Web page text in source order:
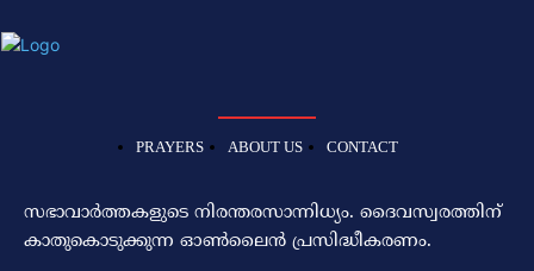
PRAYERS ABOUT US CONTACT
സഭാവാര്‍ത്തകളുടെ നിരന്തരസാന്നിധ്യം. ദൈവസ്വരത്തിന്‌
കാതുകൊടുക്കുന്ന ഓണ്‍ലൈന്‍ പ്രസിദ്ധീകരണം.